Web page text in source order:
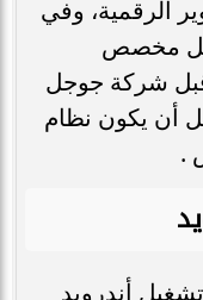
الرقمية، وفي
مخصص
قبل شركة جوجل
أن يكون نظام
.
أندرويد